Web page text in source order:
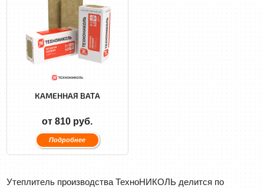
КАМЕННАЯ ВАТА
от 810 руб.
Подробнее
Утеплитель производства ТехноНИКОЛЬ делится по